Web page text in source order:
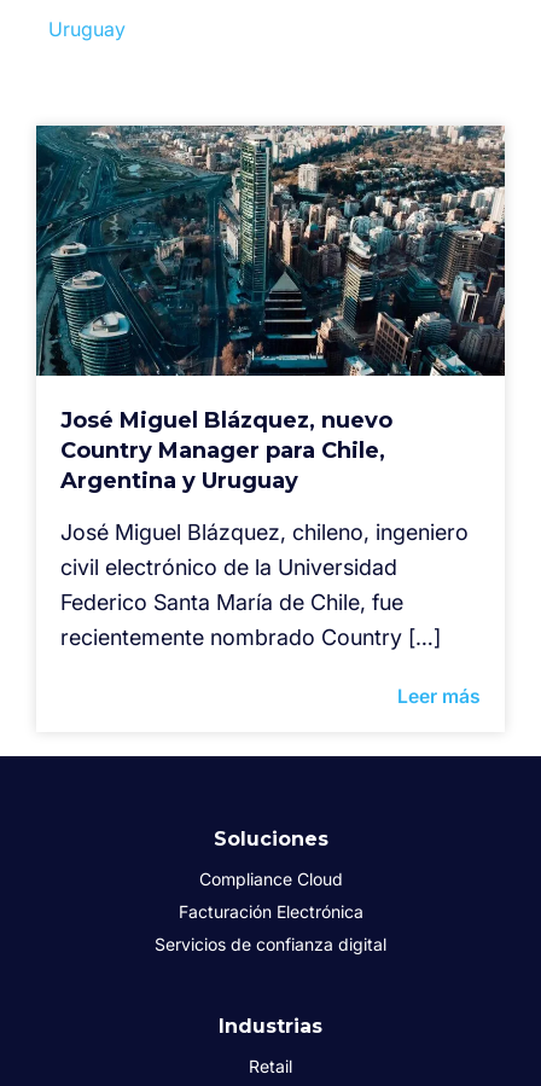
Uruguay
José Miguel Blázquez, nuevo
Country Manager para Chile,
Argentina y Uruguay
José Miguel Blázquez, chileno, ingeniero
civil electrónico de la Universidad
Federico Santa María de Chile, fue
recientemente nombrado Country […]
Leer más
Soluciones
Compliance Cloud
Facturación Electrónica
Servicios de confianza digital
Industrias
Retail